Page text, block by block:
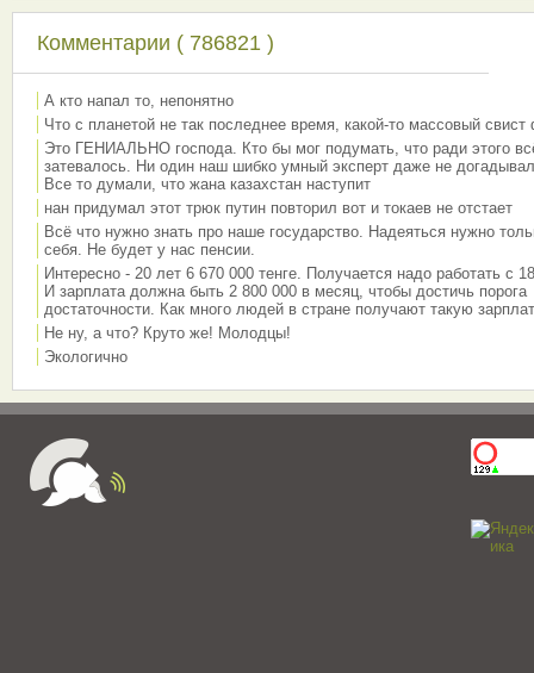
Комментарии ( 786821 )
А кто напал то, непонятно
Что с планетой не так последнее время, какой-то массовый свист
Это ГЕНИАЛЬНО господа. Кто бы мог подумать, что ради этого
затевалось. Ни один наш шибко умный эксперт даже не
Все то думали, что жана казахстан наступит
нан придумал этот трюк путин повторил вот и токаев не отстает
Всё что нужно знать про наше государство. Надеяться нужно
себя. Не будет у нас пенсии.
Интересно - 20 лет 6 670 000 тенге. Получается надо работать с
И зарплата должна быть 2 800 000 в месяц, чтобы достичь порога
достаточности. Как много людей в стране получают такую
Не ну, а что? Круто же! Молодцы!
Экологично